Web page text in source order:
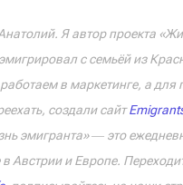
Я автор проекта
с семьёй из
в маркетинге, а для
создали сайт
эмигранта» ― это
Австрии и Европе.